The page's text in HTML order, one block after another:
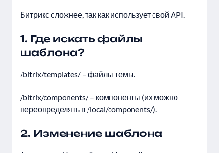
Битрикс сложнее, так как использует свой API.
1. Где искать файлы
шаблона?
/bitrix/templates/ – файлы темы.
/bitrix/components/ – компоненты (их можно
переопределять в /local/components/).
2. Изменение шаблона